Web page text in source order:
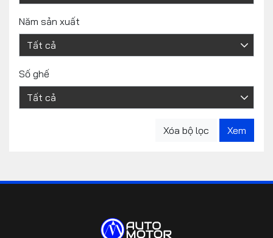
Năm sản xuất
Số ghế